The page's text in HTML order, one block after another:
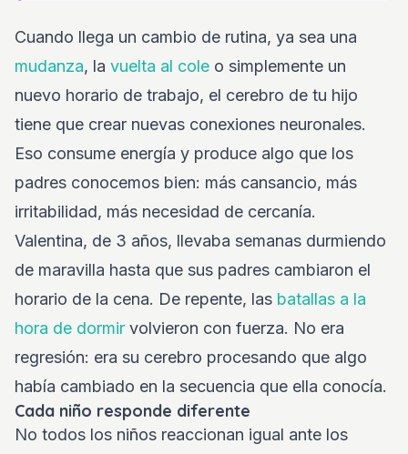
Cuando llega un cambio de rutina, ya sea una
mudanza, la vuelta al cole o simplemente un
nuevo horario de trabajo, el cerebro de tu hijo
tiene que crear nuevas conexiones neuronales.
Eso consume energía y produce algo que los
padres conocemos bien: más cansancio, más
irritabilidad, más necesidad de cercanía.
Valentina, de 3 años, llevaba semanas durmiendo
de maravilla hasta que sus padres cambiaron el
horario de la cena. De repente, las batallas a la
hora de dormir volvieron con fuerza. No era
regresión: era su cerebro procesando que algo
había cambiado en la secuencia que ella conocía.
Cada niño responde diferente
No todos los niños reaccionan igual ante los